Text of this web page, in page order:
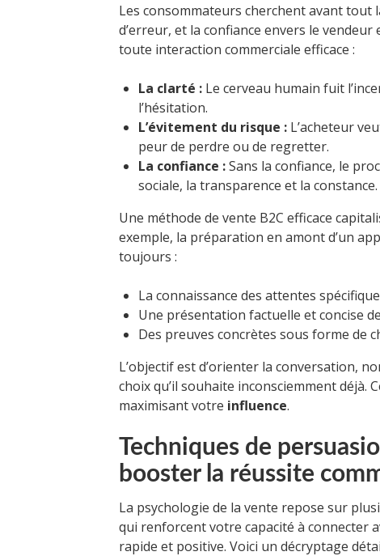
Les consommateurs cherchent avant tout
d’erreur, et la confiance envers le
toute interaction commerciale efficace :
La clarté : Le cerveau humain fuit
l’hésitation.
L’évitement du risque : L’acheteur
peur de perdre ou de regretter.
La confiance :Sans la confiance, le
sociale, la transparence et la constance.
Une méthode de vente B2C efficace
exemple, la préparation en amont d’un
toujours :
La connaissance des attentes
Une présentation factuelle et concise
Des preuves concrètes sous forme de
L’objectif est d’orienter la conversation,
choix qu’il souhaite inconsciemment
maximisant votre influence.
Techniques de
booster la réussite
La psychologie de la vente repose sur
qui renforcent votre capacité à connecter
rapide et positive. Voici un décryptage